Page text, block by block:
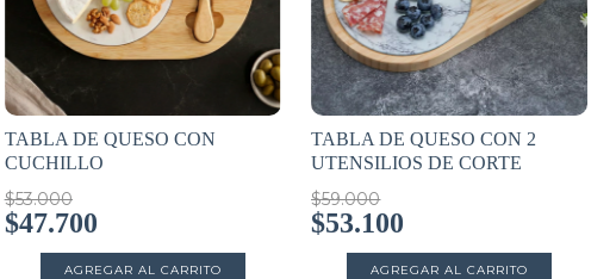
TABLA DE QUESO CON
CUCHILLO
$53.000
$47.700
TABLA DE QUESO CON 2
UTENSILIOS DE CORTE
$59.000
$53.100